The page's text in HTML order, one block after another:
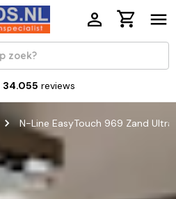
34.055 reviews
N-Line EasyTouch 969 Zand